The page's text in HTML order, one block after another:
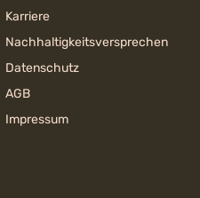
Karriere
Nachhaltigkeits­versprechen
Datenschutz
AGB
Impressum